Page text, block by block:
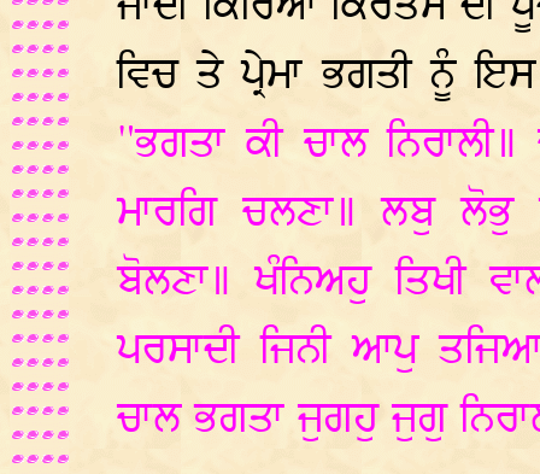
ਵਿਚ ਤੇ ਪ੍ਰੇਮਾ ਭਗਤੀ ਨੂੰ ਇਸ
"ਭਗਤਾ ਕੀ ਚਾਲ
ਮਾਰਗਿ ਚਲਣਾ॥ ਲਬੁ ਲੋਭੁ
ਬੋਲਣਾ॥ ਖੰਨਿਅਹੁ ਤਿਖੀ
ਪਰਸਾਦੀ ਜਿਨੀ ਆਪੁ
ਚਾਲ ਭਗਤਾ ਜੁਗਹੁ ਜੁਗੁ